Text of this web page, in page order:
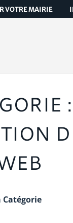
VOTRE MAIRIE
:
Catégorie